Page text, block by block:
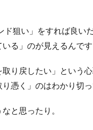
狙い」をすれば良い
る」のが見えるんです
り戻したい」という
憑く」のはわかり切っ
と思ったり。